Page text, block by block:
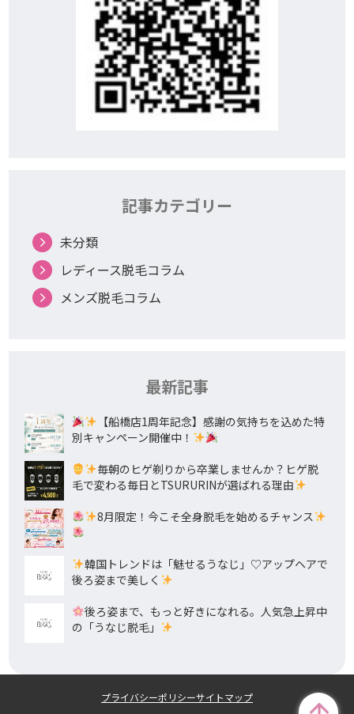
記事カテゴリー
未分類
レディース脱毛コラム
メンズ脱毛コラム
最新記事
【船橋店1周年記念】感謝の気持ちを込めた特
別キャンペーン開催中！
毎朝のヒゲ剃りから卒業しませんか？ヒゲ脱
毛で変わる毎日とTSURURINが選ばれる理由
8月限定！今こそ全身脱毛を始めるチャンス
韓国トレンドは「魅せるうなじ」♡アップヘアで
後ろ姿まで美しく
後ろ姿まで、もっと好きになれる。人気急上昇中
の「うなじ脱毛」
プライバシーポリシーサイトマップ